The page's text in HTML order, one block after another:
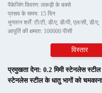
पैकेजिंग विवरण: लकड़ी के बक्से
प्रसव के समय: 15 दिन
भुगतान शर्तें: टी/टी, डी/ए, डी/पी, एल/सी, डी/ए,
आपूर्ति की क्षमता: 100000 पीसी
विस्तार
प्रमुखता देना: 0.2 मिमी स्टेनलेस
स्टेनलेस स्टील के धातु भागों को चमकाना